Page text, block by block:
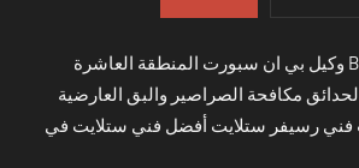
مكافحة الصراصير والبق العارضية
فني رسيفر ستلايت أفضل فني ستلايت في